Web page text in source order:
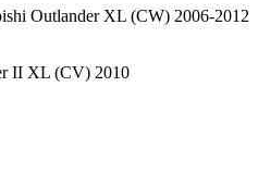
Outlander XL (CW) 2006-2012
II XL (CV) 2010